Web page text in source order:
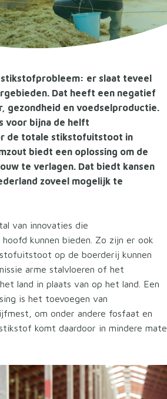
er slaat teveel
Dat heeft een negatief
gezondheid en voedselproductie.
voor bijna de helft
de totale stikstofuitstoot in
biedt een oplossing om de
te verlagen. Dat biedt kansen
zoveel mogelijk te
van innovaties die
kunnen bieden. Zo zijn er ook
op de boerderij kunnen
arme stalvloeren of het
land in plaats van op het land. Een
is het toevoegen van
om onder andere fosfaat en
komt daardoor in mindere mate